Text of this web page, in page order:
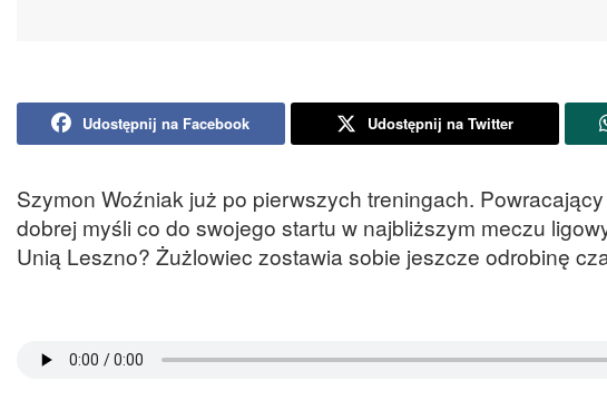
Udostępnij na Facebook Udostępnij na Twitter
Szymon Woźniak już po pierwszych treningach.
dobrej myśli co do swojego startu w najbliższym meczu
Unią Leszno? Żużlowiec zostawia sobie jeszcze odrobinę